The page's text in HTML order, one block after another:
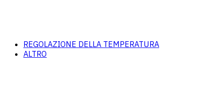
REGOLAZIONE DELLA TEMPERATURA
ALTRO